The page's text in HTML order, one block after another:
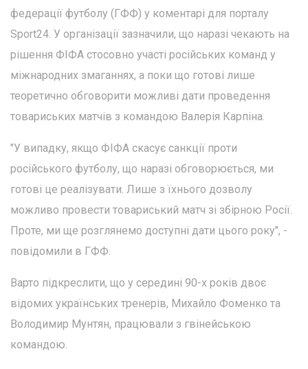
федерації футболу (ГФФ) у коментарі для порталу
Sport24. У організації зазначили, що наразі чекають на
рішення ФІФА стосовно участі російських команд у
міжнародних змаганнях, а поки що готові лише
теоретично обговорити можливі дати проведення
товариських матчів з командою Валерія Карпіна.
"У випадку, якщо ФІФА скасує санкції проти
російського футболу, що наразі обговорюється, ми
готові це реалізувати. Лише з їхнього дозволу
можливо провести товариський матч зі збірною Росії.
Проте, ми ще розглянемо доступні дати цього року", -
повідомили в ГФФ.
Варто підкреслити, що у середині 90-х років двоє
відомих українських тренерів, Михайло Фоменко та
Володимир Мунтян, працювали з гвінейською
командою.